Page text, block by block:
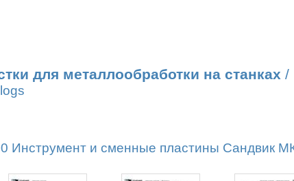
для металлообработки на станках /
Инструмент и сменные пластины Сандвик